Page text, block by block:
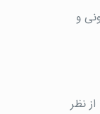
و
نظر